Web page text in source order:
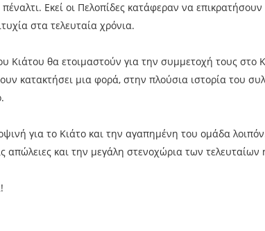
Εκεί οι Πελοπίδες κατάφεραν να
στα τελευταία χρόνια.
Κιάτου θα ετοιμαστούν για την συμμετοχή τους
κατακτήσει μια φορά, στην πλούσια ιστορία του
για το Κιάτο και την αγαπημένη του ομάδα
απώλειες και την μεγάλη στενοχώρια των τελευταίων